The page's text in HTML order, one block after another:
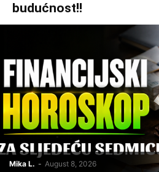
budućnost!!
Mika L. - August 8, 2026